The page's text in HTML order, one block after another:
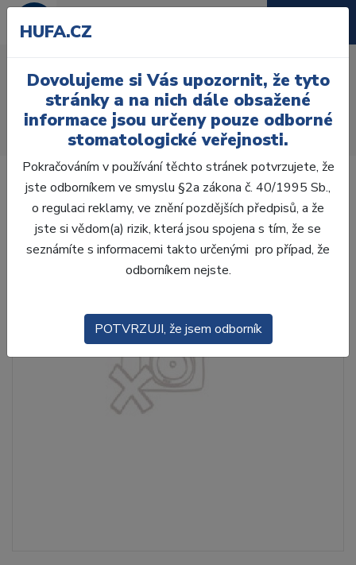
drahé slitiny, 5 kg
Úvod Laboratoř Pískování
Písky
SUPERCOR - 250 my, pro drahé slitiny, 5 kg
HUFA.CZ
Dovolujeme si Vás upozornit, že tyto
stránky a na nich dále obsažené
informace jsou určeny pouze odborné
stomatologické veřejnosti.
Pokračováním v používání těchto stránek potvrzujete, že
jste odborníkem ve smyslu §2a zákona č. 40/1995 Sb.,
o regulaci reklamy, ve znění pozdějších předpisů, a že
jste si vědom(a) rizik, která jsou spojena s tím, že se
seznámíte s informacemi takto určenými pro případ, že
odborníkem nejste.
POTVRZUJI, že jsem odborník